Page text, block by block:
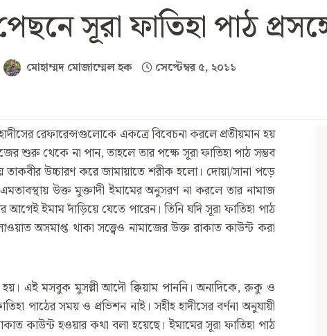
সূরা ফাতিহা পাঠ
মোহাম্মদ মোজাম্মেল হক সেপ্টেম্বর ৫, ২০১১
রেফারেন্সগুলোকে একত্রে বিবেচনা করলে প্রতীয়মান হয়
শুরু থেকে না পান, তাহলে তার পক্ষে সূরা ফাতিহা পাঠ সম্ভব
উচ্চারণ করে জামায়াতে শরীক হলো। দোয়া/সানা পড়ে
উক্ত মুক্তাদী ইমামের অনুসরণ না করলে তার নামাজ
ইমাম দাঁড়িয়ে যেতে পারেন। তিনি যদি সূরা ফাতিহা পাঠ
অসমাপ্ত থাকা সত্ত্বেও নামাজের উক্ত রাকাত কাউন্ট করা
এই মসবুক মুসল্লী আদৌ ক্বিয়াম পাননি। অন্যদিকে, রুকু ও
পাঠের সময় ও প্রভিশন নাই। সহীহ হাদীসের বর্ণনা অনুযায়ী
কাউন্ট হওয়ার কথা বলা হয়েছে। ইমামের সূরা ফাতিহা পাঠ